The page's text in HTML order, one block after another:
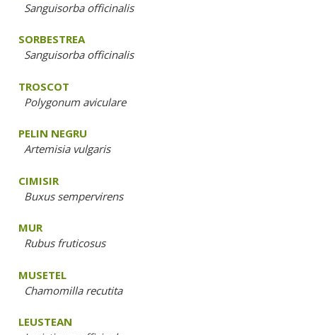
Sanguisorba officinalis
SORBESTREA
Sanguisorba officinalis
TROSCOT
Polygonum aviculare
PELIN NEGRU
Artemisia vulgaris
CIMISIR
Buxus sempervirens
MUR
Rubus fruticosus
MUSETEL
Chamomilla recutita
LEUSTEAN